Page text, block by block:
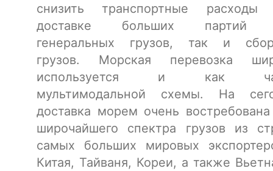
снизить транспортные расходы
доставке больших партий
генеральных грузов, так и
грузов. Морская перевозка
используется и как
мультимодальной схемы. На
доставка морем очень
широчайшего спектра грузов из
самых больших мировых
Китая, Тайваня, Кореи, а также